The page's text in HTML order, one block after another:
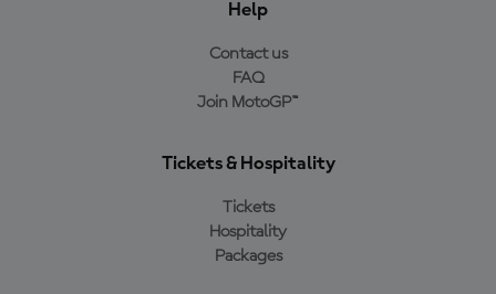
Help
Contact us
FAQ
Join MotoGP™
Tickets & Hospitality
Tickets
Hospitality
Packages